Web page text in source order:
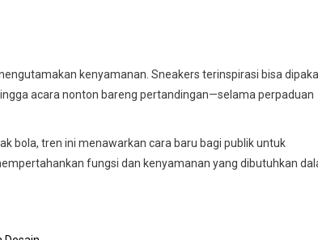
kenyamanan. Sneakers terinspirasi bisa
acara nonton bareng pertandingan—selama perpaduan
bola, tren ini menawarkan cara baru bagi publik untuk
fungsi dan kenyamanan yang dibutuhkan